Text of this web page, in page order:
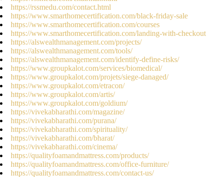
https://rssmedu.com/contact.html
https://www.smarthomecertification.com/black-friday-sale
https://www.smarthomecertification.com/courses
https://www.smarthomecertification.com/landing-with-checkout
https://alswealthmanagement.com/projects/
https://alswealthmanagement.com/tools/
https://alswealthmanagement.com/identify-define-risks/
https://www.groupkalot.com/services/biomedical/
https://www.groupkalot.com/projets/siege-danaged/
https://www.groupkalot.com/etracon/
https://www.groupkalot.com/artis/
https://www.groupkalot.com/goldium/
https://vivekabharathi.com/magazine/
https://vivekabharathi.com/purana/
https://vivekabharathi.com/spirituality/
https://vivekabharathi.com/bharat/
https://vivekabharathi.com/cinema/
https://qualityfoamandmattress.com/products/
https://qualityfoamandmattress.com/office-furniture/
https://qualityfoamandmattress.com/contact-us/